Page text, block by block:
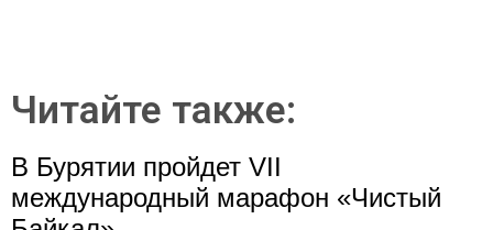
Читайте также:
В Бурятии пройдет VII
международный марафон «Чистый